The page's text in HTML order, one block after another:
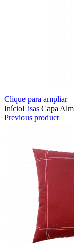
Clique para ampliar
InícioLisas Capa
Previous product